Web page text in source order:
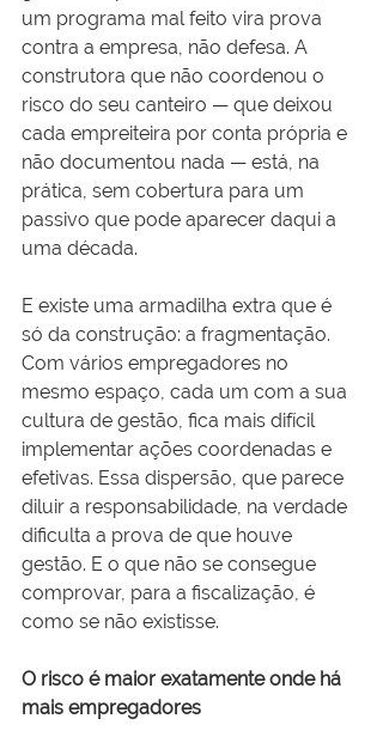
um programa mal feito vira prova
contra a empresa, não defesa. A
construtora que não coordenou o
risco do seu canteiro — que deixou
cada empreiteira por conta própria e
não documentou nada — está, na
prática, sem cobertura para um
passivo que pode aparecer daqui a
uma década.
E existe uma armadilha extra que é
só da construção: a fragmentação.
Com vários empregadores no
mesmo espaço, cada um com a sua
cultura de gestão, fica mais difícil
implementar ações coordenadas e
efetivas. Essa dispersão, que parece
diluir a responsabilidade, na verdade
dificulta a prova de que houve
gestão. E o que não se consegue
comprovar, para a fiscalização, é
como se não existisse.
O risco é maior exatamente onde há
mais empregadores